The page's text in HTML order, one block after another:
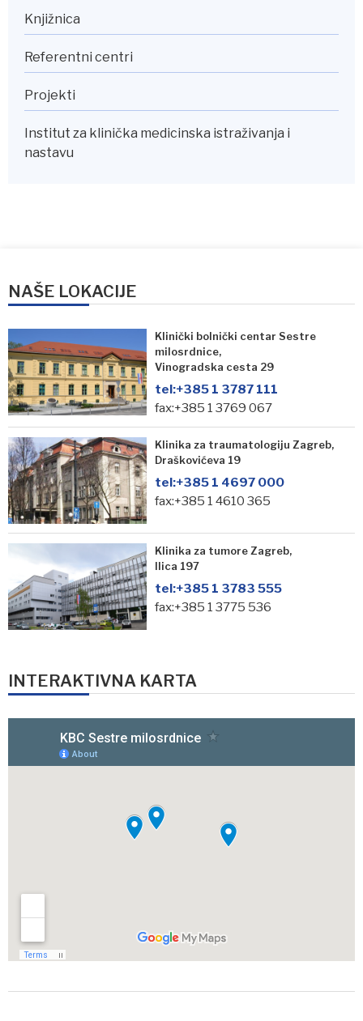
Knjižnica
Referentni centri
Projekti
Institut za klinička medicinska istraživanja i
nastavu
NAŠE LOKACIJE
Klinički bolnički centar Sestre
milosrdnice,
Vinogradska cesta 29
tel:+385 1 3787 111
fax:+385 1 3769 067
Klinika za traumatologiju Zagreb,
Draškovićeva 19
tel:+385 1 4697 000
fax:+385 1 4610 365
Klinika za tumore Zagreb,
Ilica 197
tel:+385 1 3783 555
fax:+385 1 3775 536
INTERAKTIVNA KARTA